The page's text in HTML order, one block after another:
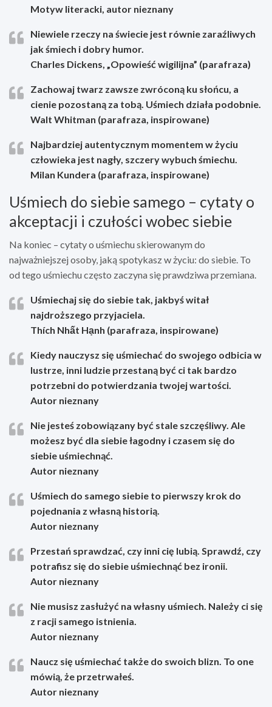
Motyw literacki, autor nieznany
Niewiele rzeczy na świecie jest równie zaraźliwych
jak śmiech i dobry humor.
Charles Dickens, „Opowieść wigilijna” (parafraza)
Zachowaj twarz zawsze zwróconą ku słońcu, a
cienie pozostaną za tobą. Uśmiech działa podobnie.
Walt Whitman (parafraza, inspirowane)
Najbardziej autentycznym momentem w życiu
człowieka jest nagły, szczery wybuch śmiechu.
Milan Kundera (parafraza, inspirowane)
Uśmiech do siebie samego – cytaty o
akceptacji i czułości wobec siebie
Na koniec – cytaty o uśmiechu skierowanym do
najważniejszej osoby, jaką spotykasz w życiu: do siebie. To
od tego uśmiechu często zaczyna się prawdziwa przemiana.
Uśmiechaj się do siebie tak, jakbyś witał
najdroższego przyjaciela.
Thích Nhất Hạnh (parafraza, inspirowane)
Kiedy nauczysz się uśmiechać do swojego odbicia w
lustrze, inni ludzie przestaną być ci tak bardzo
potrzebni do potwierdzania twojej wartości.
Autor nieznany
Nie jesteś zobowiązany być stale szczęśliwy. Ale
możesz być dla siebie łagodny i czasem się do
siebie uśmiechnąć.
Autor nieznany
Uśmiech do samego siebie to pierwszy krok do
pojednania z własną historią.
Autor nieznany
Przestań sprawdzać, czy inni cię lubią. Sprawdź, czy
potrafisz się do siebie uśmiechnąć bez ironii.
Autor nieznany
Nie musisz zasłużyć na własny uśmiech. Należy ci się
z racji samego istnienia.
Autor nieznany
Naucz się uśmiechać także do swoich blizn. To one
mówią, że przetrwałeś.
Autor nieznany